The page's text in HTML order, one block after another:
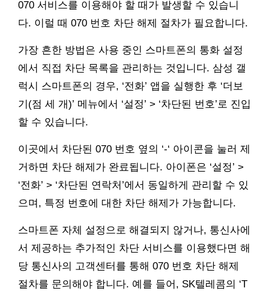
070 서비스를 이용해야 할 때가 발생할 수 있습니
다. 이럴 때 070 번호 차단 해제 절차가 필요합니다.
가장 흔한 방법은 사용 중인 스마트폰의 통화 설정
에서 직접 차단 목록을 관리하는 것입니다. 삼성 갤
럭시 스마트폰의 경우, ‘전화’ 앱을 실행한 후 ‘더보
기(점 세 개)’ 메뉴에서 ‘설정’ > ‘차단된 번호’로 진입
할 수 있습니다.
이곳에서 차단된 070 번호 옆의 ‘-‘ 아이콘을 눌러 제
거하면 차단 해제가 완료됩니다. 아이폰은 ‘설정’ >
‘전화’ > ‘차단된 연락처’에서 동일하게 관리할 수 있
으며, 특정 번호에 대한 차단 해제가 가능합니다.
스마트폰 자체 설정으로 해결되지 않거나, 통신사에
서 제공하는 추가적인 차단 서비스를 이용했다면 해
당 통신사의 고객센터를 통해 070 번호 차단 해제
절차를 문의해야 합니다. 예를 들어, SK텔레콤의 ‘T